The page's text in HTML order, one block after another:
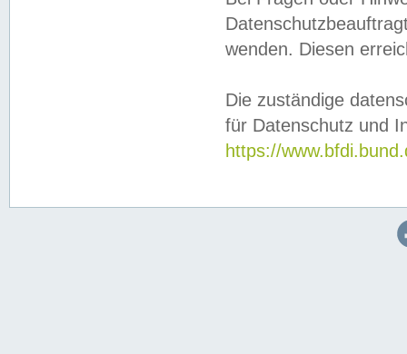
wenden. Diesen
Die zuständige
für Datenschutz und
https://